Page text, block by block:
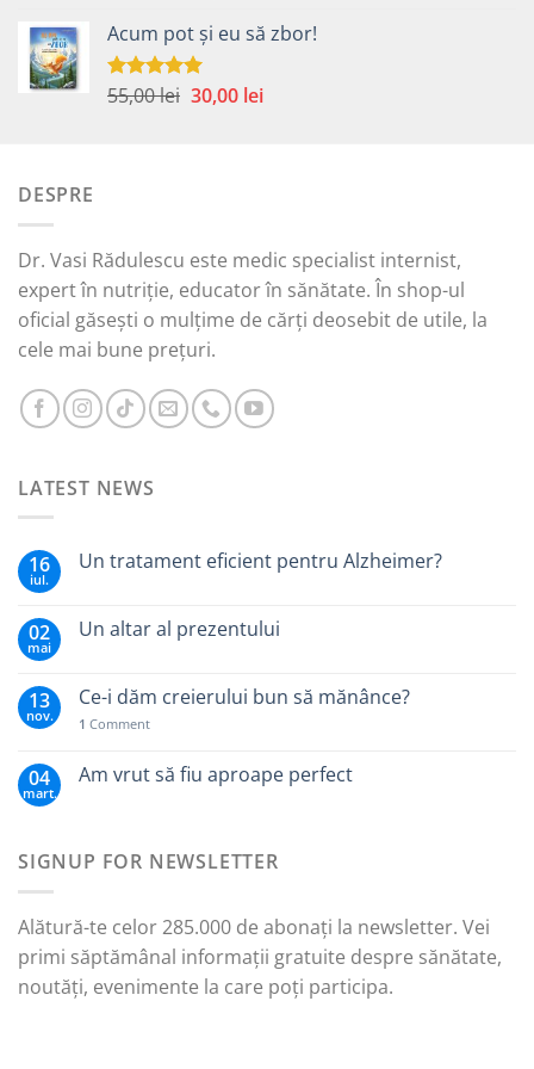
a
fost:
65,00 lei.
este:
Acum pot și eu să zbor!
Evaluat la
55,00lei Prețul
30,00 leiPrețul
DESPRE
Dr. Vasi Rădulescu este medic specialist internist,
expert în nutriție, educator în sănătate. În shop-ul
oficial găsești o mulțime de cărți deosebit de utile, la
cele mai bune prețuri.
LATEST NEWS
16
iul.
Un tratament eficient pentru Alzheimer?
02
mai
Un altar al prezentului
13
nov.
Ce-i dăm creierului bun să mănânce?
1 Comment
04
mart.
Am vrut să fiu aproape perfect
SIGNUP FOR NEWSLETTER
Alătură-te celor 285.000 de abonați la newsletter. Vei
primi săptămânal informații gratuite despre sănătate,
noutăți, evenimente la care poți participa.